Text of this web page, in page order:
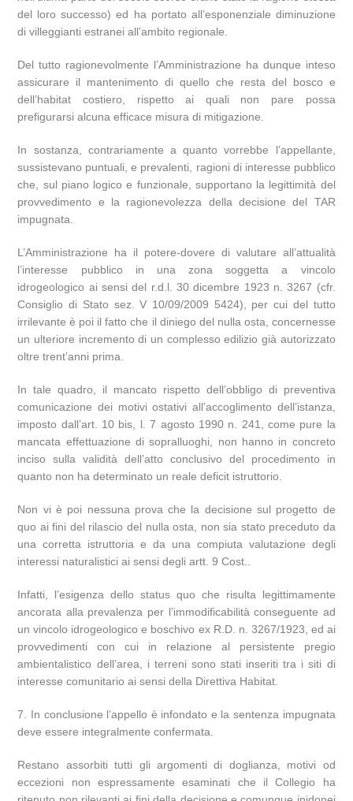
del loro successo) ed ha portato all’esponenziale diminuzione
di villeggianti estranei all’ambito regionale.
Del tutto ragionevolmente l’Amministrazione ha dunque inteso
assicurare il mantenimento di quello che resta del bosco e
dell’habitat costiero, rispetto ai quali non pare possa
prefigurarsi alcuna efficace misura di mitigazione.
In sostanza, contrariamente a quanto vorrebbe l’appellante,
sussistevano puntuali, e prevalenti, ragioni di interesse pubblico
che, sul piano logico e funzionale, supportano la legittimità del
provvedimento e la ragionevolezza della decisione del TAR
impugnata.
L’Amministrazione ha il potere-dovere di valutare all’attualità
l’interesse pubblico in una zona soggetta a vincolo
idrogeologico ai sensi del r.d.l. 30 dicembre 1923 n. 3267 (cfr.
Consiglio di Stato sez. V 10/09/2009 5424), per cui del tutto
irrilevante è poi il fatto che il diniego del nulla osta, concernesse
un ulteriore incremento di un complesso edilizio già autorizzato
oltre trent’anni prima.
In tale quadro, il mancato rispetto dell’obbligo di preventiva
comunicazione dei motivi ostativi all’accoglimento dell’istanza,
imposto dall’art. 10 bis, l. 7 agosto 1990 n. 241, come pure la
mancata effettuazione di sopralluoghi, non hanno in concreto
inciso sulla validità dell’atto conclusivo del procedimento in
quanto non ha determinato un reale deficit istruttorio.
Non vi è poi nessuna prova che la decisione sul progetto de
quo ai fini del rilascio del nulla osta, non sia stato preceduto da
una corretta istruttoria e da una compiuta valutazione degli
interessi naturalistici ai sensi degli artt. 9 Cost..
Infatti, l’esigenza dello status quo che risulta legittimamente
ancorata alla prevalenza per l’immodificabilità conseguente ad
un vincolo idrogeologico e boschivo ex R.D. n. 3267/1923, ed ai
provvedimenti con cui in relazione al persistente pregio
ambientalistico dell’area, i terreni sono stati inseriti tra i siti di
interesse comunitario ai sensi della Direttiva Habitat.
7. In conclusione l’appello è infondato e la sentenza impugnata
deve essere integralmente confermata.
Restano assorbiti tutti gli argomenti di doglianza, motivi od
eccezioni non espressamente esaminati che il Collegio ha